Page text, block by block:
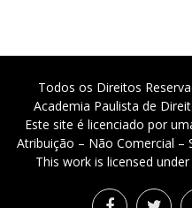
Todos os Direitos
Academia Paulista de
Este site é licenciado por
Atribuição – Não Comercial –
This work is licensed